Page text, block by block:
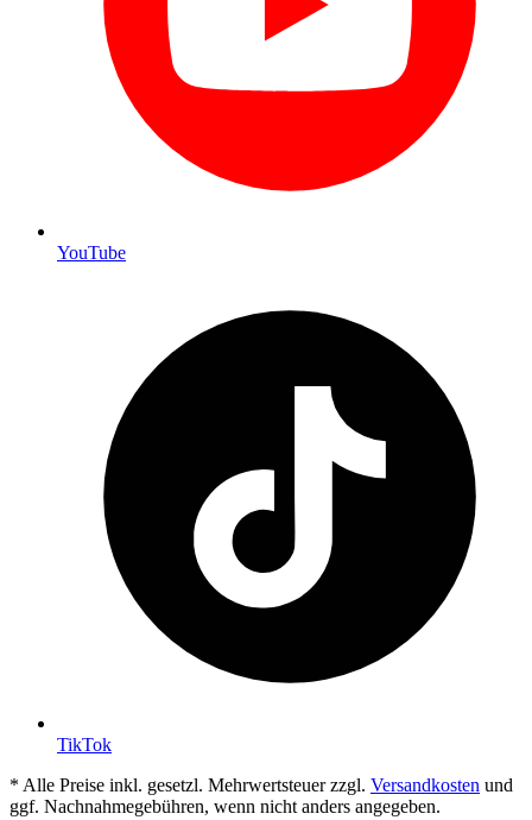
YouTube
TikTok
* Alle Preise inkl. gesetzl. Mehrwertsteuer zzgl. Versandkosten und
ggf. Nachnahmegebühren, wenn nicht anders angegeben.